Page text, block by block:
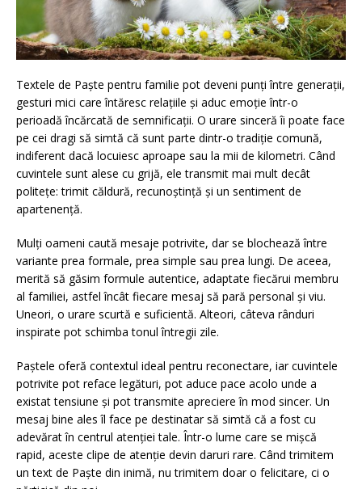
Textele de Paște pentru familie pot deveni punți între generații,
gesturi mici care întăresc relațiile și aduc emoție într-o
perioadă încărcată de semnificații. O urare sinceră îi poate face
pe cei dragi să simtă că sunt parte dintr-o tradiție comună,
indiferent dacă locuiesc aproape sau la mii de kilometri. Când
cuvintele sunt alese cu grijă, ele transmit mai mult decât
politețe: trimit căldură, recunoștință și un sentiment de
apartenență.
Mulți oameni caută mesaje potrivite, dar se blochează între
variante prea formale, prea simple sau prea lungi. De aceea,
merită să găsim formule autentice, adaptate fiecărui membru
al familiei, astfel încât fiecare mesaj să pară personal și viu.
Uneori, o urare scurtă e suficientă. Alteori, câteva rânduri
inspirate pot schimba tonul întregii zile.
Paștele oferă contextul ideal pentru reconectare, iar cuvintele
potrivite pot reface legături, pot aduce pace acolo unde a
existat tensiune și pot transmite apreciere în mod sincer. Un
mesaj bine ales îl face pe destinatar să simtă că a fost cu
adevărat în centrul atenției tale. Într-o lume care se mișcă
rapid, aceste clipe de atenție devin daruri rare. Când trimitem
un text de Paște din inimă, nu trimitem doar o felicitare, ci o